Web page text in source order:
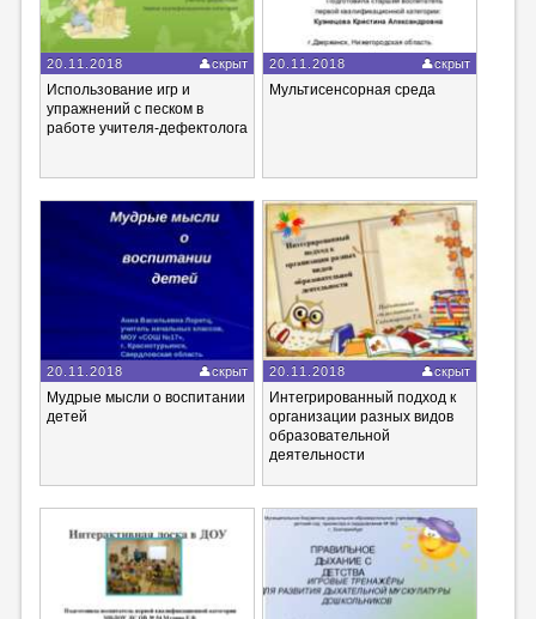
20.11.2018 скрыт
Использование игр и
упражнений с песком в
работе учителя-дефектолога
20.11.2018 скрыт
Мультисенсорная среда
20.11.2018 скрыт
Мудрые мысли о воспитании
детей
20.11.2018 скрыт
Интегрированный подход к
организации разных видов
образовательной
деятельности